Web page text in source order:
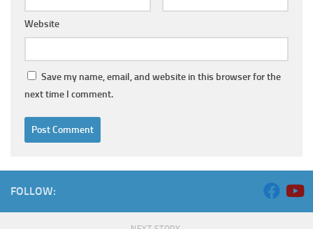
Website
Save my name, email, and website in this browser for the
next time I comment.
FOLLOW: